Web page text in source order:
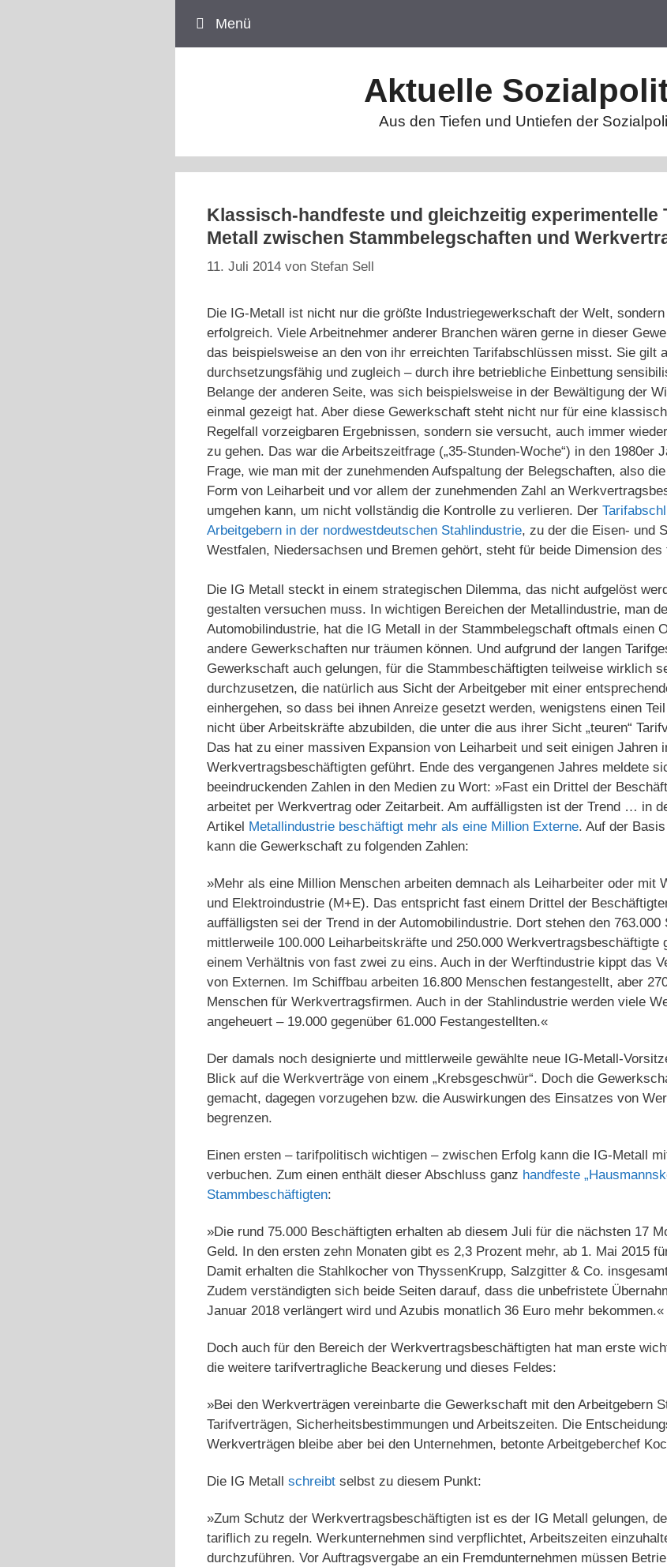
Menü
Aktuelle
Aus den Tiefen und Untiefen der
Klassisch-handfeste und gleichzeitig experimentelle
Metall zwischen Stammbelegschaften und
11. Juli 2014 von Stefan Sell
Die IG-Metall ist nicht nur die größte Industriegewerkschaft der Welt,
erfolgreich. Viele Arbeitnehmer anderer Branchen wären gerne in dieser
das beispielsweise an den von ihr erreichten Tarifabschlüssen misst. Sie gilt
durchsetzungsfähig und zugleich – durch ihre betriebliche Einbettung
Belange der anderen Seite, was sich beispielsweise in der Bewältigung der
einmal gezeigt hat. Aber diese Gewerkschaft steht nicht nur für eine
Regelfall vorzeigbaren Ergebnissen, sondern sie versucht, auch immer
zu gehen. Das war die Arbeitszeitfrage („35-Stunden-Woche“) in den 1980er
Frage, wie man mit der zunehmenden Aufspaltung der Belegschaften, also
Form von Leiharbeit und vor allem der zunehmenden Zahl an
umgehen kann, um nicht vollständig die Kontrolle zu verlieren. Der
Arbeitgebern in der nordwestdeutschen Stahlindustrie, zu der die Eisen- und
Westfalen, Niedersachsen und Bremen gehört, steht für beide Dimension
Die IG Metall steckt in einem strategischen Dilemma, das nicht aufgelöst
gestalten versuchen muss. In wichtigen Bereichen der Metallindustrie, man
Automobilindustrie, hat die IG Metall in der Stammbelegschaft oftmals einen
andere Gewerkschaften nur träumen können. Und aufgrund der langen
Gewerkschaft auch gelungen, für die Stammbeschäftigten teilweise wirklich
durchzusetzen, die natürlich aus Sicht der Arbeitgeber mit einer
einhergehen, so dass bei ihnen Anreize gesetzt werden, wenigstens einen
nicht über Arbeitskräfte abzubilden, die unter die aus ihrer Sicht „teuren“
Das hat zu einer massiven Expansion von Leiharbeit und seit einigen Jahren
Werkvertragsbeschäftigten geführt. Ende des vergangenen Jahres meldete
beeindruckenden Zahlen in den Medien zu Wort: »Fast ein Drittel der
arbeitet per Werkvertrag oder Zeitarbeit. Am auffälligsten ist der Trend … in
Artikel Metallindustrie beschäftigt mehr als eine Million Externe. Auf der
kann die Gewerkschaft zu folgenden Zahlen:
»Mehr als eine Million Menschen arbeiten demnach als Leiharbeiter oder mit
und Elektroindustrie (M+E). Das entspricht fast einem Drittel der
auffälligsten sei der Trend in der Automobilindustrie. Dort stehen den 763.000
mittlerweile 100.000 Leiharbeitskräfte und 250.000 Werkvertragsbeschäftigte
einem Verhältnis von fast zwei zu eins. Auch in der Werftindustrie kippt das
von Externen. Im Schiffbau arbeiten 16.800 Menschen festangestellt, aber
Menschen für Werkvertragsfirmen. Auch in der Stahlindustrie werden viele
angeheuert – 19.000 gegenüber 61.000 Festangestellten.«
Der damals noch designierte und mittlerweile gewählte neue IG-Metall-
Blick auf die Werkverträge von einem „Krebsgeschwür“. Doch die
gemacht, dagegen vorzugehen bzw. die Auswirkungen des Einsatzes von
begrenzen.
Einen ersten – tarifpolitisch wichtigen – zwischen Erfolg kann die IG-Metall
verbuchen. Zum einen enthält dieser Abschluss ganz handfeste
Stammbeschäftigten:
»Die rund 75.000 Beschäftigten erhalten ab diesem Juli für die nächsten 17
Geld. In den ersten zehn Monaten gibt es 2,3 Prozent mehr, ab 1. Mai 2015
Damit erhalten die Stahlkocher von ThyssenKrupp, Salzgitter & Co.
Zudem verständigten sich beide Seiten darauf, dass die unbefristete
Januar 2018 verlängert wird und Azubis monatlich 36 Euro mehr bekommen.«
Doch auch für den Bereich der Werkvertragsbeschäftigten hat man erste
die weitere tarifvertragliche Beackerung und dieses Feldes:
»Bei den Werkverträgen vereinbarte die Gewerkschaft mit den Arbeitgebern
Tarifverträgen, Sicherheitsbestimmungen und Arbeitszeiten. Die
Werkverträgen bleibe aber bei den Unternehmen, betonte Arbeitgeberchef
Die IG Metall schreibt selbst zu diesem Punkt:
»Zum Schutz der Werkvertragsbeschäftigten ist es der IG Metall gelungen,
tariflich zu regeln. Werkunternehmen sind verpflichtet, Arbeitszeiten
durchzuführen. Vor Auftragsvergabe an ein Fremdunternehmen müssen